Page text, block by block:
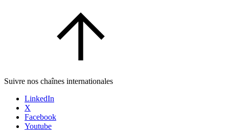
Suivre nos chaînes internationales
LinkedIn
X
Facebook
Youtube